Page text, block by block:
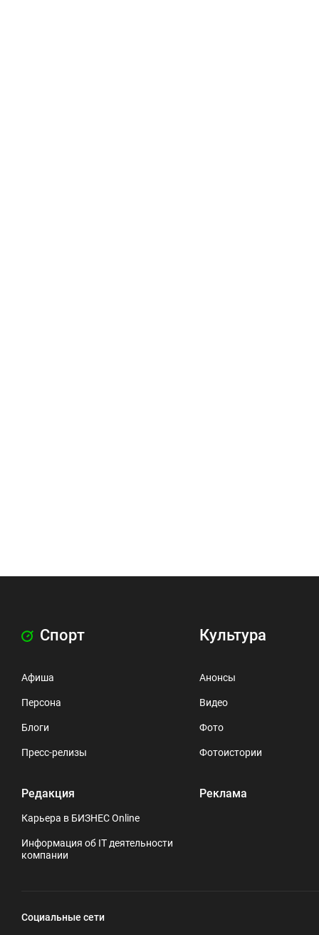
Спорт
Афиша
Персона
Блоги
Пресс-релизы
Редакция
Карьера в БИЗНЕС Online
Информация об IT деятельности
компании
Культура
Анонсы
Видео
Фото
Фотоистории
Реклама
Социальные сети